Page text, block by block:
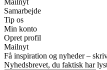
Mailnyt
Samarbejde
Tip os
Min konto
Opret profil
Mailnyt
Få inspiration og nyheder –
Nyhedsbrevet, du faktisk har